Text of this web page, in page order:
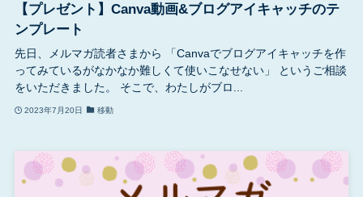
【プレゼント】Canva動画&ブログアイキャッチのテ
ンプレート
先日、メルマガ読者さまから 「Canvaでブログアイキャッチを作
ってみているがなかなか難しくて使いこなせない」 というご相談
をいただきました。 そこで、わたしがブロ...
2023年7月20日 移動